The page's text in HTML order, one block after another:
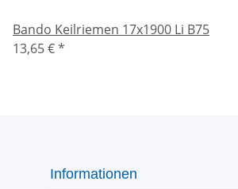
Bando Keilriemen 17x1900 Li B75
13,65 €*
Informationen